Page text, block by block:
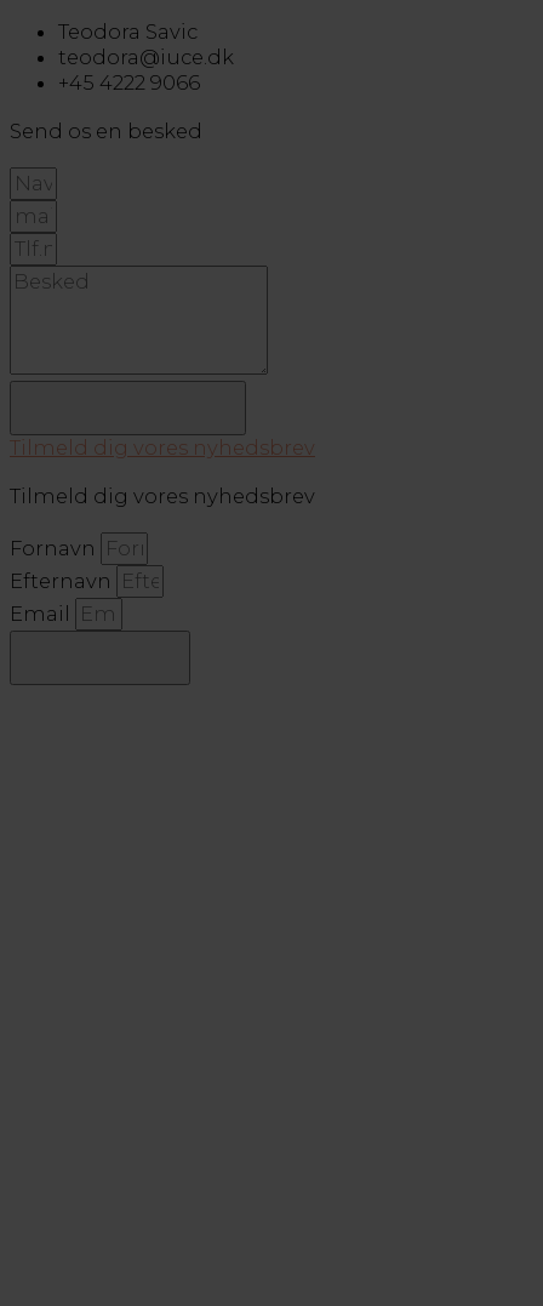
Teodora Savic
teodora@iuce.dk
+45 4222 9066
Send os en besked
Tilmeld dig vores nyhedsbrev
Tilmeld dig vores nyhedsbrev
Fornavn
Efternavn
Email